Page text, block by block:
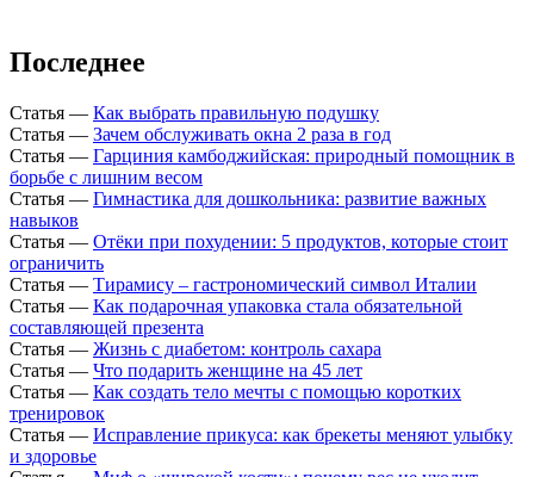
Последнее
Статья — Как выбрать правильную подушку
Статья — Зачем обслуживать окна 2 раза в год
Статья — Гарциния камбоджийская: природный помощник в
борьбе с лишним весом
Статья — Гимнастика для дошкольника: развитие важных
навыков
Статья — Отёки при похудении: 5 продуктов, которые стоит
ограничить
Статья — Тирамису – гастрономический символ Италии
Статья — Как подарочная упаковка стала обязательной
составляющей презента
Статья — Жизнь с диабетом: контроль сахара
Статья — Что подарить женщине на 45 лет
Статья — Как создать тело мечты с помощью коротких
тренировок
Статья — Исправление прикуса: как брекеты меняют улыбку
и здоровье